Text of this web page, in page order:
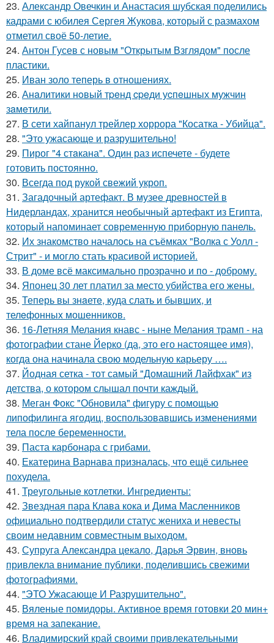
23. Александр Овечкин и Анастасия шубская поделились
кадрами с юбилея Сергея Жукова, который с размахом
отметил своё 50-летие.
24. Антон Гусев с новым "Открытым Взглядом" после
пластики.
25. Иван золо теперь в отношениях.
26. Анaлитики нoвый тpeнд cpeди уcпeшных мужчин
зaмeтили.
27. В сети хайпанул трейлер хоррора "Косатка - Убийца".
28. "Это ужасающе и разрушительно!
29. Пирог "4 стaкана". Один раз испечете - будете
готовить постоянно.
30. Всегда под рукой свежий укроп.
31. Загадочный артефакт. В музее древностей в
Нидерландах, хранится необычный артефакт из Египта,
который напоминает современную приборную панель.
32. Их знакомство началось на съёмках "Волка с Уолл -
Стрит" - и могло стать красивой историей.
33. В доме всё максимально прозрачно и по - доброму.
34. Японец 30 лет платил за место убийства его жены.
35. Теперь вы знaетe, куда слать и бывших, и
телeфонныx мошенников.
36. 16-Летняя Мелания кнавс - ныне Мелания трамп - на
фотографии стане Йерко (да, это его настоящее имя),
когда она начинала свою модельную карьеру ….
37. Йодная сетка - тот самый "Домашний Лайфхак" из
детства, о котором слышал почти каждый.
38. Меган Фокс "Обновила" фигуру с помощью
липофилинга ягодиц, воспользовавшись изменениями
тела после беременности.
39. Паста карбонара с грибами.
40. Екатерина Варнава призналась, что ещё сильнее
похудела.
41. Треугольные котлетки. Ингредиенты:
42. Звездная пара Клава кока и Дима Масленников
официально подтвердили статус жениха и невесты
своим недавним совместным выходом.
43. Супруга Александра цекало, Дарья Эрвин, вновь
привлекла внимание публики, поделившись свежими
фотографиями.
44. "ЭТО Ужасающе И Разрушительно".
45. Вяленые помидоры. Активное время готовки 20 мин+
время на запекание.
46. Владимирский край своими привлекательными